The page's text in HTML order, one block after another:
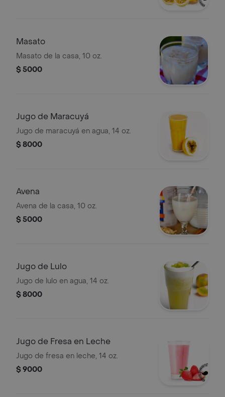
Masato
Masato de la casa, 10 oz.
$ 5000
Jugo de Maracuyá
Jugo de maracuyá en agua, 14 oz.
$ 8000
Avena
Avena de la casa, 10 oz.
$ 5000
Jugo de Lulo
Jugo de lulo en agua, 14 oz.
$ 8000
Jugo de Fresa en Leche
Jugo de fresa en leche, 14 oz.
$ 9000